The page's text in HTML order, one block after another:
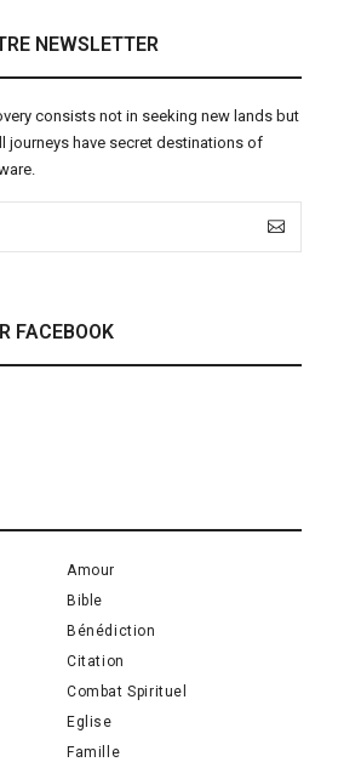
NEWSLETTER
consists not in seeking new lands but
journeys have secret destinations of
FACEBOOK
Amour
Bible
Bénédiction
Citation
Combat Spirituel
Eglise
Famille